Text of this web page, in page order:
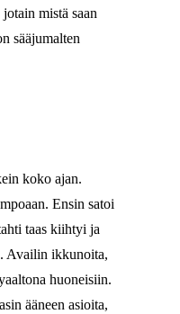
mistä saan
sääjumalten
koko ajan.
Ensin satoi
taas kiihtyi ja
Availin ikkunoita,
huoneisiin.
ääneen asioita,